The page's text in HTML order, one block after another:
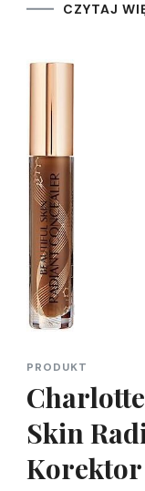
CZYTAJ
PRODUKT
Skin
Korektor